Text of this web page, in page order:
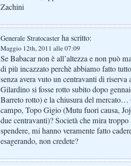
Zachini
Generale Stratocaster ha scritto:
Maggio 12th, 2011 alle 07:09
Se Babacar non è all’altezza e non può
di più incazzato perchè abbiamo fatto
senza avera vuto un centravanti di riserva
Gilardino si fosse rotto subito dopo
Barreto rotto) e la chiusura del
campo, Topo Gigio (Mutu fuori causa,
due centravanti)? Società che mira troppo
spendere, mi hanno veramente fatto
esagerando, non credete?